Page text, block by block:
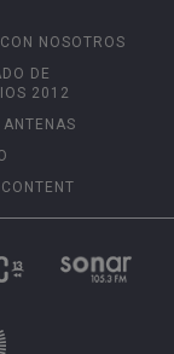
NOSOTROS
DE
2012